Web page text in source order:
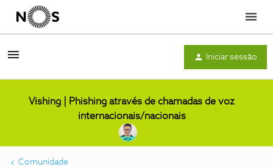
Menu
Iniciar sessão
Vishing | Phishing através de chamadas de voz
internacionais/nacionais
Comunidade